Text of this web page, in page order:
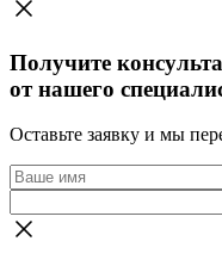
Получите
от нашего
Оставьте заявку и мы